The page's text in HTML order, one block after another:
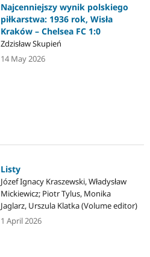
Najcenniejszy wynik polskiego
piłkarstwa: 1936 rok, Wisła
Kraków – Chelsea FC 1:0
Zdzisław Skupień
14 May 2026
Listy
Józef Ignacy Kraszewski, Władysław
Mickiewicz; Piotr Tylus, Monika
Jaglarz, Urszula Klatka (Volume editor)
1 April 2026